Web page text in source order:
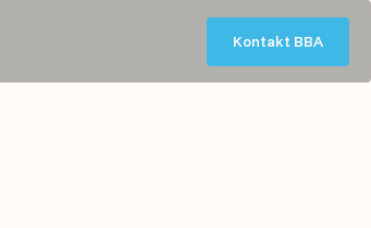
Kontakt BBA